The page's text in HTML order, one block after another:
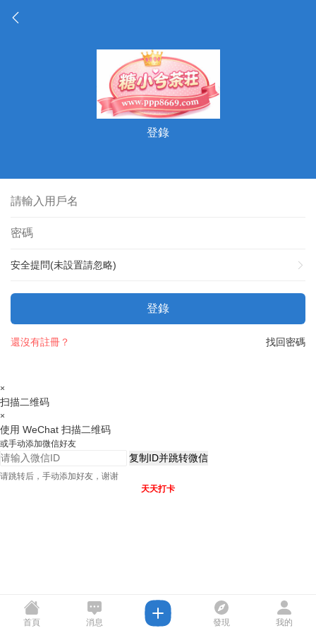
登錄
安全提問(未設置請忽略)
登錄
找回密碼
還沒有註冊？
×
扫描二维码
×
使用 WeChat 扫描二维码
或手动添加微信好友
复制ID并跳转微信
请跳转后，手动添加好友，谢谢
天天打卡
首頁 消息 發現 我的